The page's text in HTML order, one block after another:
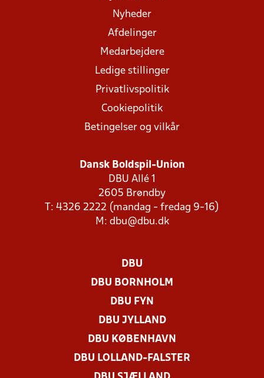
Nyheder
Afdelinger
Medarbejdere
Ledige stillinger
Privatlivspolitik
Cookiepolitik
Betingelser og vilkår
Dansk Boldspil-Union
DBU Allé 1
2605 Brøndby
T: 4326 2222 (mandag - fredag 9-16)
M: dbu@dbu.dk
DBU
DBU BORNHOLM
DBU FYN
DBU JYLLAND
DBU KØBENHAVN
DBU LOLLAND-FALSTER